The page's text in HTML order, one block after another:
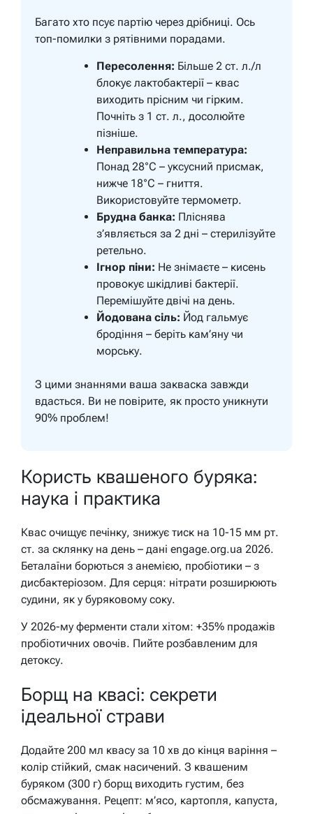
Багато хто псує партію через дрібниці. Ось
топ-помилки з рятівними порадами.
Пересолення: Більше 2 ст. л./л
блокує лактобактерії – квас
виходить прісним чи гірким.
Почніть з 1 ст. л., досолюйте
пізніше.
Неправильна температура:
Понад 28°C – уксусний присмак,
нижче 18°C – гниття.
Використовуйте термометр.
Брудна банка: Пліснява
з’являється за 2 дні – стерилізуйте
ретельно.
Ігнор піни: Не знімаєте – кисень
провокує шкідливі бактерії.
Перемішуйте двічі на день.
Йодована сіль: Йод гальмує
бродіння – беріть кам’яну чи
морську.
З цими знаннями ваша закваска завжди
вдасться. Ви не повірите, як просто уникнути
90% проблем!
Користь квашеного буряка:
наука і практика
Квас очищує печінку, знижує тиск на 10-15 мм рт.
ст. за склянку на день – дані engage.org.ua 2026.
Беталаїни борються з анемією, пробіотики – з
дисбактеріозом. Для серця: нітрати розширюють
судини, як у буряковому соку.
У 2026-му ферменти стали хітом: +35% продажів
пробіотичних овочів. Пийте розбавленим для
детоксу.
Борщ на квасі: секрети
ідеальної страви
Додайте 200 мл квасу за 10 хв до кінця варіння –
колір стійкий, смак насичений. З квашеним
буряком (300 г) борщ виходить густим, без
обсмажування. Рецепт: м’ясо, картопля, капуста,